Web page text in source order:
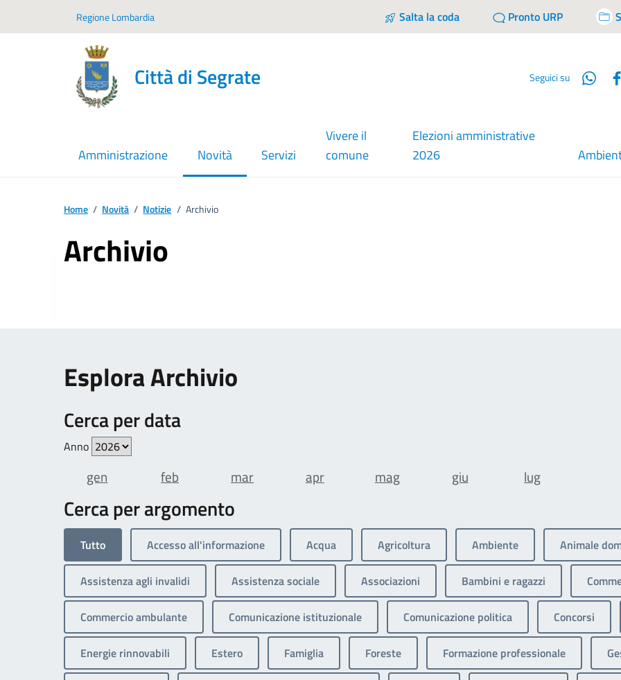
Regione Lombardia Salta la coda Pronto URP
Città di Segrate Seguici su
Amministrazione Novità
menu selezionato
Servizi
Vivere il
comune
Elezioni amministrative
2026
Home / Novità / Notizie / Archivio
Archivio
Esplora Archivio
Cerca per data
Anno
gen feb mar apr mag giu lug
Cerca per argomento
Tutto Accesso all'informazione Acqua Agricoltura Ambiente Animale
Assistenza agli invalidi Assistenza sociale Associazioni Bambini e ragazzi
Commercio ambulante Comunicazione istituzionale Comunicazione politica Concorsi
Energie rinnovabili Estero Famiglia Foreste Formazione professionale